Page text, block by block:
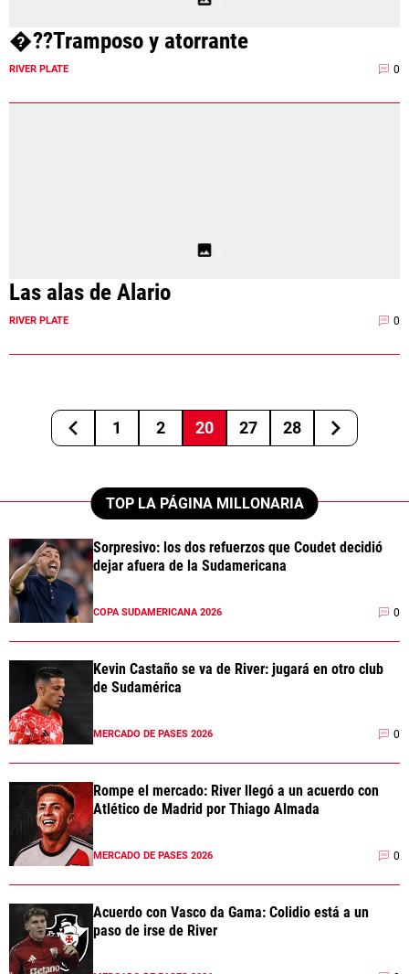
�??Tramposo y atorrante
RIVER PLATE 0
Las alas de Alario
RIVER PLATE 0
1 2 20 27 28
TOP LA PÁGINA MILLONARIA
Sorpresivo: los dos refuerzos que Coudet decidió
dejar afuera de la Sudamericana
COPA SUDAMERICANA 2026 0
Kevin Castaño se va de River: jugará en otro club
de Sudamérica
MERCADO DE PASES 2026 0
Rompe el mercado: River llegó a un acuerdo con
Atlético de Madrid por Thiago Almada
MERCADO DE PASES 2026 0
Acuerdo con Vasco da Gama: Colidio está a un
paso de irse de River